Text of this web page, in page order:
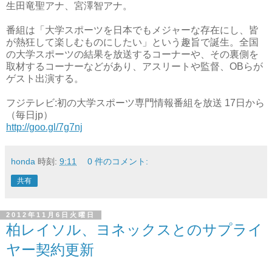
生田竜聖アナ、宮澤智アナ。
番組は「大学スポーツを日本でもメジャーな存在にし、皆
が熱狂して楽しむものにしたい」という趣旨で誕生。全国
の大学スポーツの結果を放送するコーナーや、その裏側を
取材するコーナーなどがあり、アスリートや監督、OBらが
ゲスト出演する。
フジテレビ:初の大学スポーツ専門情報番組を放送 17日から
（毎日jp）
http://goo.gl/7g7nj
honda 時刻: 9:11 0 件のコメント:
共有
2012年11月6日火曜日
柏レイソル、ヨネックスとのサプライ
ヤー契約更新